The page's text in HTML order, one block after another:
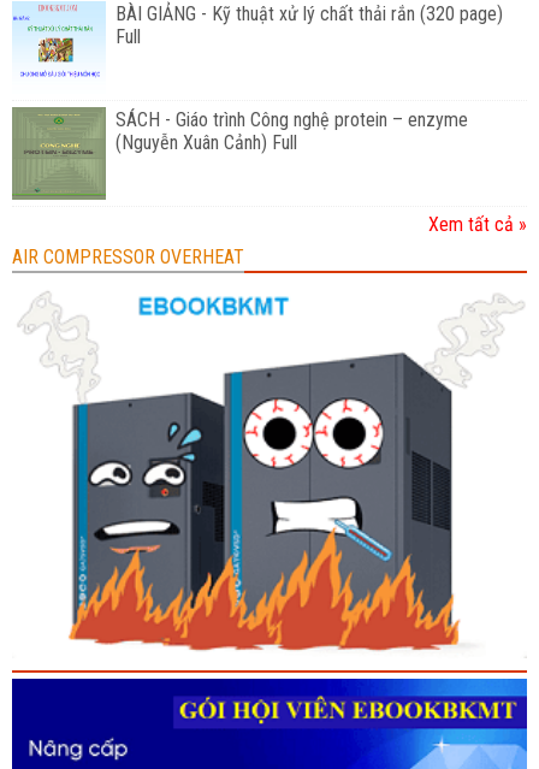
BÀI GIẢNG - Kỹ thuật xử lý chất thải rắn (320 page)
Full
SÁCH - Giáo trình Công nghệ protein – enzyme
(Nguyễn Xuân Cảnh) Full
Xem tất cả »
AIR COMPRESSOR OVERHEAT